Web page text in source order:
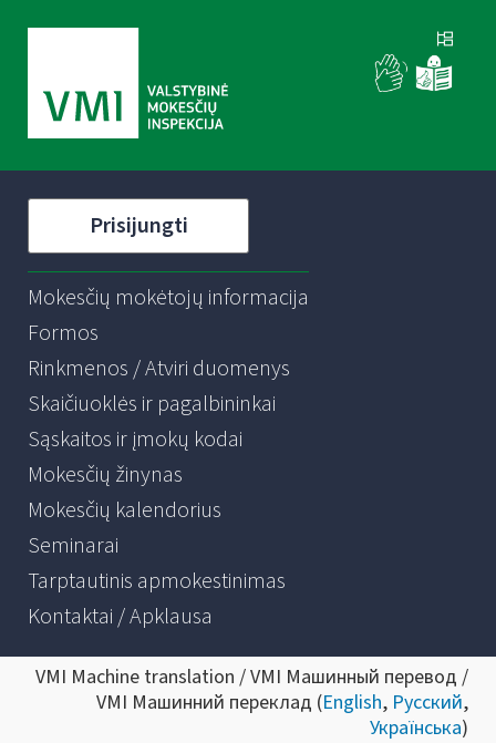
Prisijungti
Mokesčių mokėtojų informacija
Formos
Rinkmenos / Atviri duomenys
Skaičiuoklės ir pagalbininkai
Sąskaitos ir įmokų kodai
Mokesčių žinynas
Mokesčių kalendorius
Seminarai
Tarptautinis apmokestinimas
Kontaktai / Apklausa
VMI Machine translation / VMI Машинный перевод /
VMI Машинний переклад (English, Русский,
Українська)